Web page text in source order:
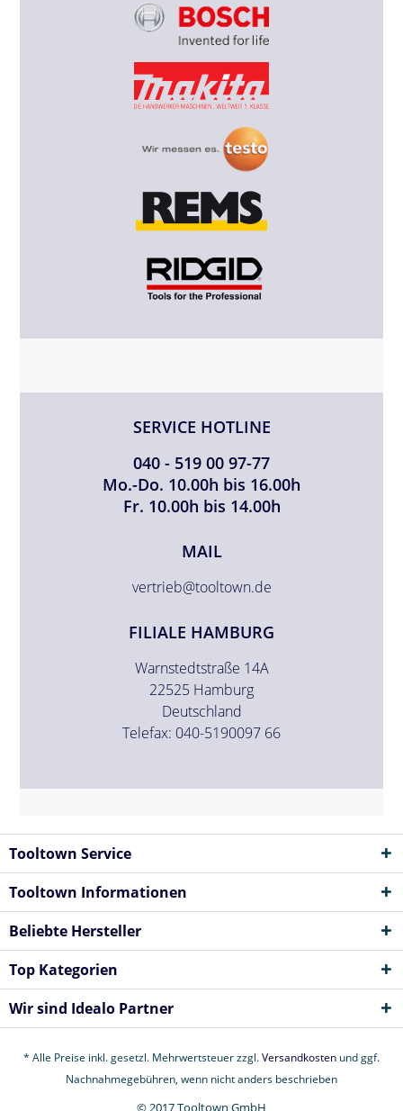
SERVICE HOTLINE
040 - 519 00 97-77
Mo.-Do. 10.00h bis 16.00h
Fr. 10.00h bis 14.00h
MAIL
vertrieb@tooltown.de
FILIALE HAMBURG
Warnstedtstraße 14A
22525 Hamburg
Deutschland
Telefax: 040-5190097 66
Tooltown Service
Tooltown Informationen
Beliebte Hersteller
Top Kategorien
Wir sind Idealo Partner
* Alle Preise inkl. gesetzl. Mehrwertsteuer zzgl.Versandkosten und ggf.
Nachnahmegebühren, wenn nicht anders beschrieben
© 2017 Tooltown GmbH